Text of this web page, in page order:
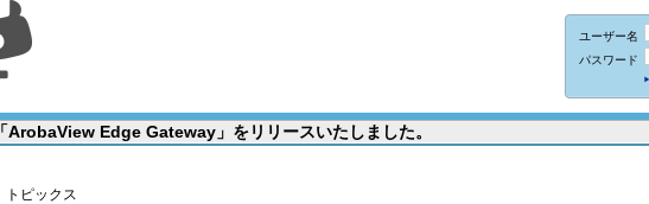
ユーザー名
パスワード
「ArobaView Edge Gateway」をリリースいたしました。
トピックス